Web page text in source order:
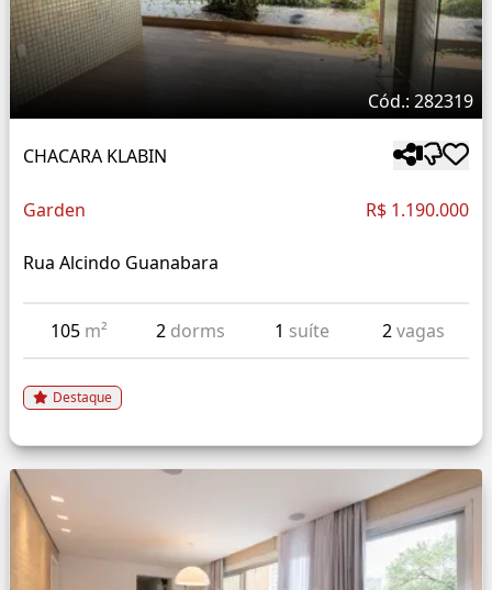
Cód.: 282319
CHACARA KLABIN
Garden R$ 1.190.000
Rua Alcindo Guanabara
105 m² 2 dorms 1 suíte 2vagas
Destaque